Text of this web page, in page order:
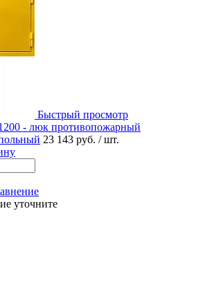
Быстрый просмотр
- люк противопожарный
23 143 руб. / шт.
уточните